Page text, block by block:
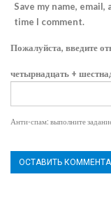
Save my name,
time I comment.
Пожалуйста, введите
четырнадцать +
Анти-спам: выполните